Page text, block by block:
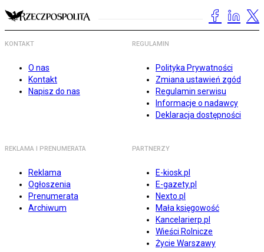
KONTAKT
O nas
Kontakt
Napisz do nas
REGULAMIN
Polityka Prywatności
Zmiana ustawień zgód
Regulamin serwisu
Informacje o nadawcy
Deklaracja dostępności
REKLAMA I PRENUMERATA
Reklama
Ogłoszenia
Prenumerata
Archiwum
PARTNERZY
E-kiosk.pl
E-gazety.pl
Nexto.pl
Mała księgowość
Kancelarierp.pl
Wieści Rolnicze
Życie Warszawy